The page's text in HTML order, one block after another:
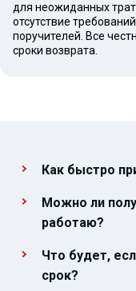
для неожиданных
отсутствие
поручителей. Все
сроки возврата.
Как быстро
Можно ли
работаю?
Что будет,
срок?